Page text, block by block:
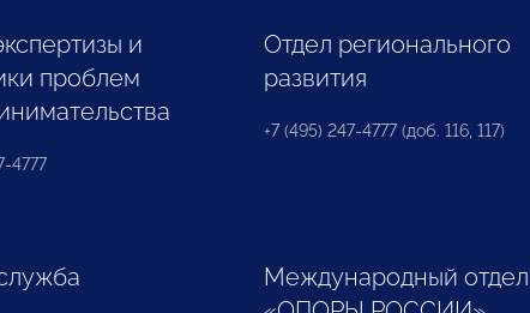
и
проблем
4777
Отдел регионального
развития
+7 (495) 247-4777 (доб. 116, 117)
Международный отдел